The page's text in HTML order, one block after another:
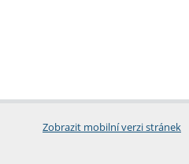
Zobrazit mobilní verzi stránek